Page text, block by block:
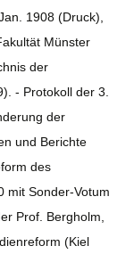
1908 (Druck),
Münster
der
- Protokoll der 3.
der
und Berichte
des
mit Sonder-Votum
Prof. Bergholm,
(Kiel